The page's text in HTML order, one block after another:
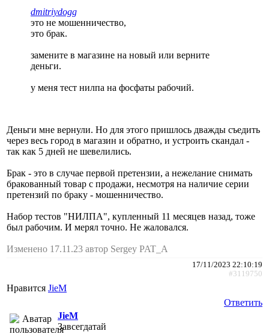
dmitriydogg
это не мошенничество,
это брак.
замените в магазине на новый или верните
деньги.
у меня тест нилпа на фосфаты рабочий.
Деньги мне вернули. Но для этого пришлось дважды съедить
через весь город в магазин и обратно, и устроить скандал -
так как 5 дней не шевелились.
Брак - это в случае первой претензии, а нежелание снимать
бракованный товар с продажи, несмотря на наличие серии
претензий по браку - мошенничество.
Набор тестов "НИЛПА", купленный 11 месяцев назад, тоже
был рабочим. И мерял точно. Не жаловался.
Изменено 17.11.23 автор Sergey PAT_A
17/11/2023 22:10:19
#3119750
Нравится JieM
Ответить
JieM
Завсегдатай